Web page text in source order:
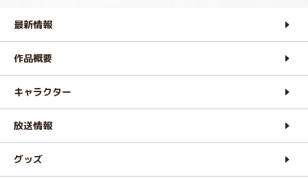
最新情報
作品概要
キャラクター
放送情報
グッズ